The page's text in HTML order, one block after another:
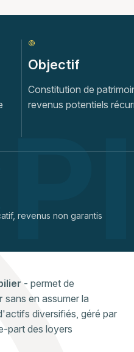
Objectif
Constitution de
revenus potentiels
revenus non garantis
- permet de
sans en assumer la
diversifiés, géré par
part des loyers